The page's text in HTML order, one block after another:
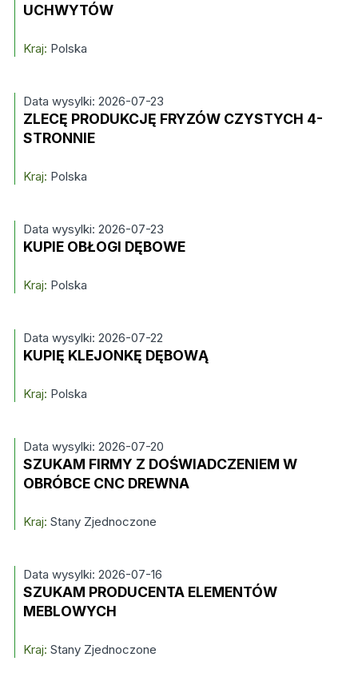
UCHWYTÓW
Kraj: Polska
Data wysylki: 2026-07-23
ZLECĘ PRODUKCJĘ FRYZÓW CZYSTYCH 4-
STRONNIE
Kraj: Polska
Data wysylki: 2026-07-23
KUPIE OBŁOGI DĘBOWE
Kraj: Polska
Data wysylki: 2026-07-22
KUPIĘ KLEJONKĘ DĘBOWĄ
Kraj: Polska
Data wysylki: 2026-07-20
SZUKAM FIRMY Z DOŚWIADCZENIEM W
OBRÓBCE CNC DREWNA
Kraj: Stany Zjednoczone
Data wysylki: 2026-07-16
SZUKAM PRODUCENTA ELEMENTÓW
MEBLOWYCH
Kraj: Stany Zjednoczone